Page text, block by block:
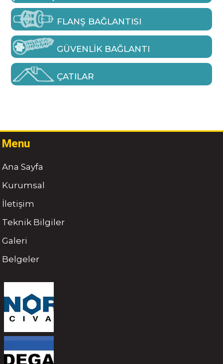
FLANŞ BAĞLANTISI
GÜVENLIK BAĞLANTI
ÇATILAR
Menu
Ana Sayfa
Kurumsal
İletişim
Teknik Bilgiler
Galeri
Belgeler